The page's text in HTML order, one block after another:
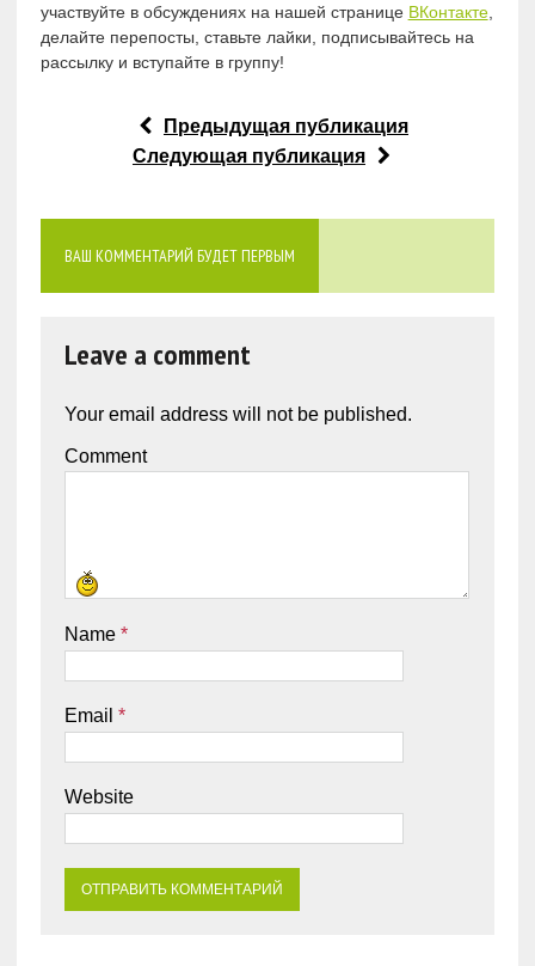
участвуйте в обсуждениях на нашей странице ВКонтакте,
делайте перепосты, ставьте лайки, подписывайтесь на
рассылку и вступайте в группу!
Предыдущая публикация
Следующая публикация
ВАШ КОММЕНТАРИЙ БУДЕТ ПЕРВЫМ
Leave a comment
Your email address will not be published.
Comment
Name *
Email *
Website